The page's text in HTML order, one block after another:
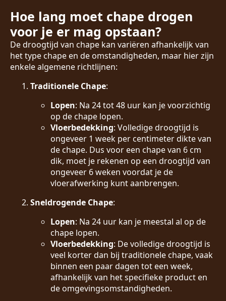
Hoe lang moet chape drogen
voor je er mag opstaan?
De droogtijd van chape kan variëren afhankelijk van
het type chape en de omstandigheden, maar hier zijn
enkele algemene richtlijnen:
Traditionele Chape:
Lopen: Na 24 tot 48 uur kan je voorzichtig
op de chape lopen.
Vloerbedekking: Volledige droogtijd is
ongeveer 1 week per centimeter dikte van
de chape. Dus voor een chape van 6 cm
dik, moet je rekenen op een droogtijd van
ongeveer 6 weken voordat je de
vloerafwerking kunt aanbrengen.
Sneldrogende Chape:
Lopen: Na 24 uur kan je meestal al op de
chape lopen.
Vloerbedekking: De volledige droogtijd is
veel korter dan bij traditionele chape, vaak
binnen een paar dagen tot een week,
afhankelijk van het specifieke product en
de omgevingsomstandigheden.